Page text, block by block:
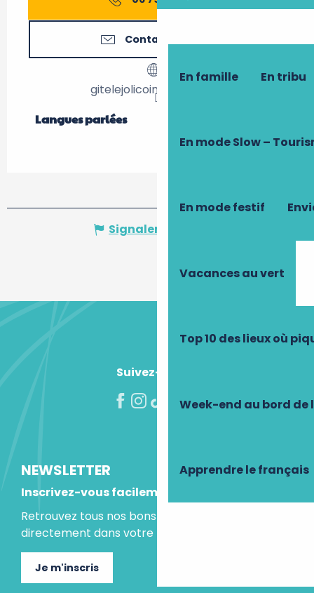
En famille En tribu
En mode Slow –
En mode festif
Vacances au vert
Top 10 des lieux où
Week-end au bord de
Apprendre le français
Contactez-nous
gitelejolicoin.wixsite.com
Langues parlées
Langues parlées
Signaler une erreur
Suivez-nous !
NEWSLETTER
Inscrivez-vous facilement
Retrouvez tous nos bons plans et idées séjours
directement dans votre boite mail.
Je m'inscris